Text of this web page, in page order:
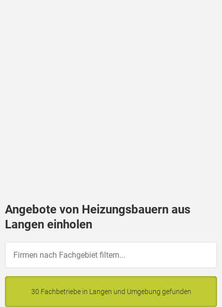
Angebote von Heizungsbauern aus
Langen einholen
30 Fachbetriebe in Langen und Umgebung gefunden